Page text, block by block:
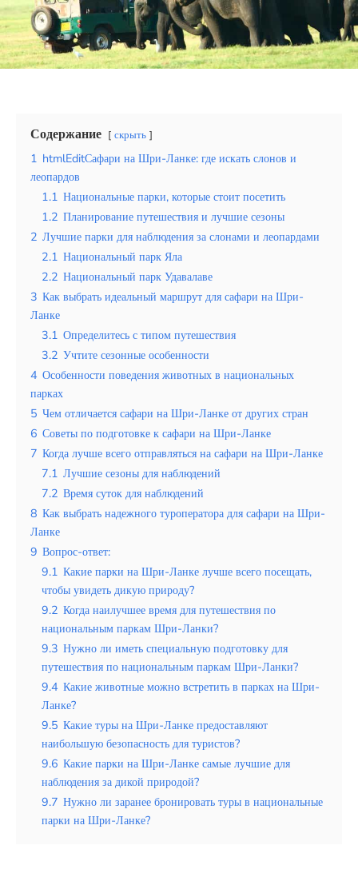
Эквадор
Топ мест отдыха
Кавказские Минеральные Воды
Калининград
Крым
Сочи
Египет
ОАЭ
Таиланд
Турция
Шри-Ланка
Вид отдыха
Горы
Море
Варшава считается лучшим городом
для изучения истории Восточной
Европы по мнению иностранных
туристов
Содержание скрыть
1 htmlEditСафари на Шри-Ланке: где искать слонов и
леопардов
1.1 Национальные парки, которые стоит посетить
1.2 Планирование путешествия и лучшие сезоны
2 Лучшие парки для наблюдения за слонами и леопардами
2.1 Национальный парк Яла
2.2 Национальный парк Удавалаве
3 Как выбрать идеальный маршрут для сафари на Шри-
Ланке
3.1 Определитесь с типом путешествия
3.2 Учтите сезонные особенности
4 Особенности поведения животных в национальных
парках
5 Чем отличается сафари на Шри-Ланке от других стран
6 Советы по подготовке к сафари на Шри-Ланке
7 Когда лучше всего отправляться на сафари на Шри-Ланке
7.1 Лучшие сезоны для наблюдений
7.2 Время суток для наблюдений
8 Как выбрать надежного туроператора для сафари на Шри-
Ланке
9 Вопрос-ответ:
9.1 Какие парки на Шри-Ланке лучше всего посещать,
чтобы увидеть дикую природу?
9.2 Когда наилучшее время для путешествия по
национальным паркам Шри-Ланки?
9.3 Нужно ли иметь специальную подготовку для
путешествия по национальным паркам Шри-Ланки?
9.4 Какие животные можно встретить в парках на Шри-
Ланке?
9.5 Какие туры на Шри-Ланке предоставляют
наибольшую безопасность для туристов?
9.6 Какие парки на Шри-Ланке самые лучшие для
наблюдения за дикой природой?
9.7 Нужно ли заранее бронировать туры в национальные
парки на Шри-Ланке?